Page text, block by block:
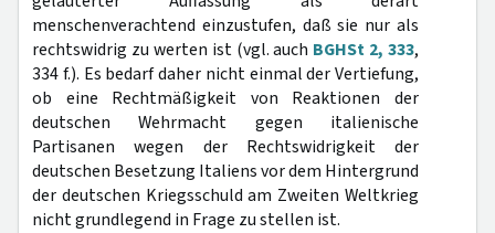
menschenverachtend einzustufen, daß sie nur als
rechtswidrig zu werten ist (vgl. auch BGHSt 2, 333,
334 f.). Es bedarf daher nicht einmal der Vertiefung,
ob eine Rechtmäßigkeit von Reaktionen der
deutschen Wehrmacht gegen italienische
Partisanen wegen der Rechtswidrigkeit der
deutschen Besetzung Italiens vor dem Hintergrund
der deutschen Kriegsschuld am Zweiten Weltkrieg
nicht grundlegend in Frage zu stellen ist.